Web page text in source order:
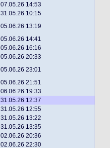
07.05.26 14:53
31.05.26 10:15
05.06.26 13:19
05.06.26 14:41
05.06.26 16:16
05.06.26 20:33
05.06.26 23:01
05.06.26 21:51
06.06.26 19:33
31.05.26 12:37
31.05.26 12:55
31.05.26 13:22
31.05.26 13:35
02.06.26 20:36
02.06.26 22:30